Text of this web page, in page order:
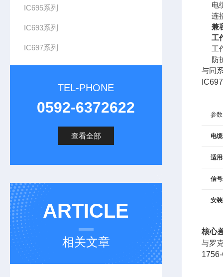
IC695系列
IC693系列
IC697系列
TEL-PHONE
0592-6372622
查看全部
ARTICLE
相关文章
电
连
兼
工
工
防
与同
参数
电
适
信
安
核心
与罗